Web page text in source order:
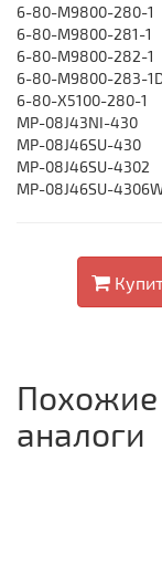
6-80-M9800-280-1
6-80-M9800-281-1
6-80-M9800-282-1
6-80-M9800-283-
6-80-X5100-280-1
MP-08J43NI-430
MP-08J46SU-430
MP-08J46SU-4302
MP-08J46SU-
аналоги